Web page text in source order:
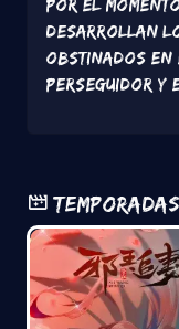
Por el
desarrollan
obstinados en
perseguidor y
Temporadas